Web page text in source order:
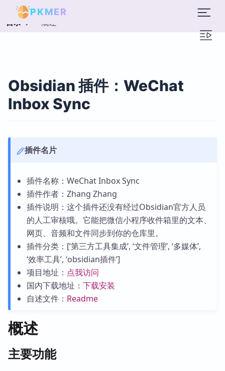
PKMER
目录 概述
Obsidian 插件：WeChat
Inbox Sync
插件名片
插件名称：WeChat Inbox Sync
插件作者：Zhang Zhang
插件说明：这个插件还没有经过Obsidian官方人员
的人工审核哦。它能把微信小程序收件箱里的文本、
网页、音频和文件同步到你的仓库里。
插件分类：[‘第三方工具集成’, ‘文件管理’, ‘多媒体’,
‘效率工具’, ‘obsidian插件’]
项目地址： 点我访问
国内下载地址： 下载安装
自述文件： Readme
概述
主要功能